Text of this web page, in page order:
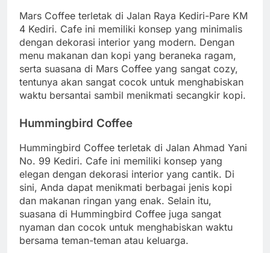
Mars Coffee terletak di Jalan Raya Kediri-Pare KM
4 Kediri. Cafe ini memiliki konsep yang minimalis
dengan dekorasi interior yang modern. Dengan
menu makanan dan kopi yang beraneka ragam,
serta suasana di Mars Coffee yang sangat cozy,
tentunya akan sangat cocok untuk menghabiskan
waktu bersantai sambil menikmati secangkir kopi.
Hummingbird Coffee
Hummingbird Coffee terletak di Jalan Ahmad Yani
No. 99 Kediri. Cafe ini memiliki konsep yang
elegan dengan dekorasi interior yang cantik. Di
sini, Anda dapat menikmati berbagai jenis kopi
dan makanan ringan yang enak. Selain itu,
suasana di Hummingbird Coffee juga sangat
nyaman dan cocok untuk menghabiskan waktu
bersama teman-teman atau keluarga.